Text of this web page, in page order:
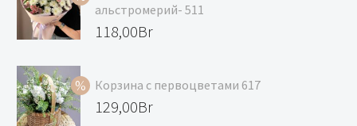
альстромерий- 511
Первоначальная
составляла
129,00Br.
118,00Br
цена:
118,00Br.
Корзина с первоцветами 617
Первоначальная
129,00Br